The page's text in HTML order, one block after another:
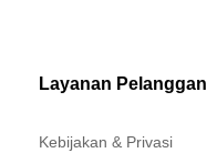
Layanan Pelanggan
Kebijakan & Privasi